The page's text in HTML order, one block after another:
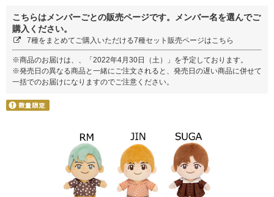
こちらはメンバーごとの販売ページです。メンバー名を選んでご
購入ください。
7種をまとめてご購入いただける7種セット販売ページはこちら
※商品のお届けは、、「2022年4月30日（土）」を予定しております。
※発売日の異なる商品と一緒にご注文されると、発売日の遅い商品に併せて
一括でのお届けになりますのでご注意ください。